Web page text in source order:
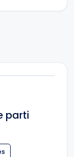
parti